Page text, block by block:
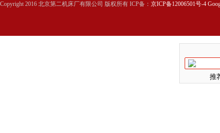
Copyright 2016 北京第二机床厂有限公司 版权所有 ICP备： 京ICP备12006501号-4
推